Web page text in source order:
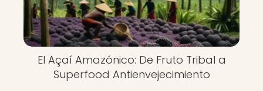
El Açaí Amazónico: De Fruto Tribal a
Superfood Antienvejecimiento